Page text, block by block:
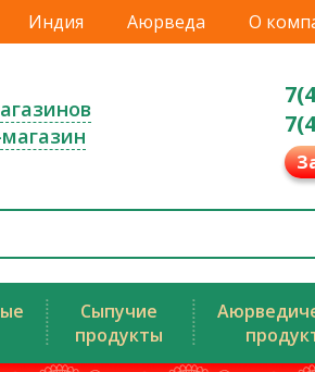
Индия Аюрведа О
Сыпучие
продукты